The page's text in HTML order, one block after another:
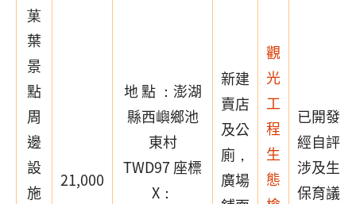
菓
葉
景
點
周
邊
設
施
21,000
地 點 ：澎湖
縣西嶼鄉池
東村
TWD97 座標
X：
新建
賣店
及公
廁，
廣場
觀
光
工
程
生
態
已開發
經自評
涉及生
保育議